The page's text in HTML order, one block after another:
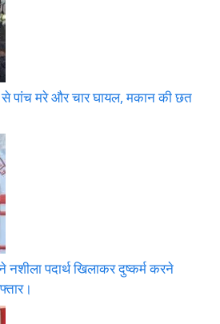
पांच मरे और चार घायल, मकान की छत
पदार्थ खिलाकर दुष्कर्म करने